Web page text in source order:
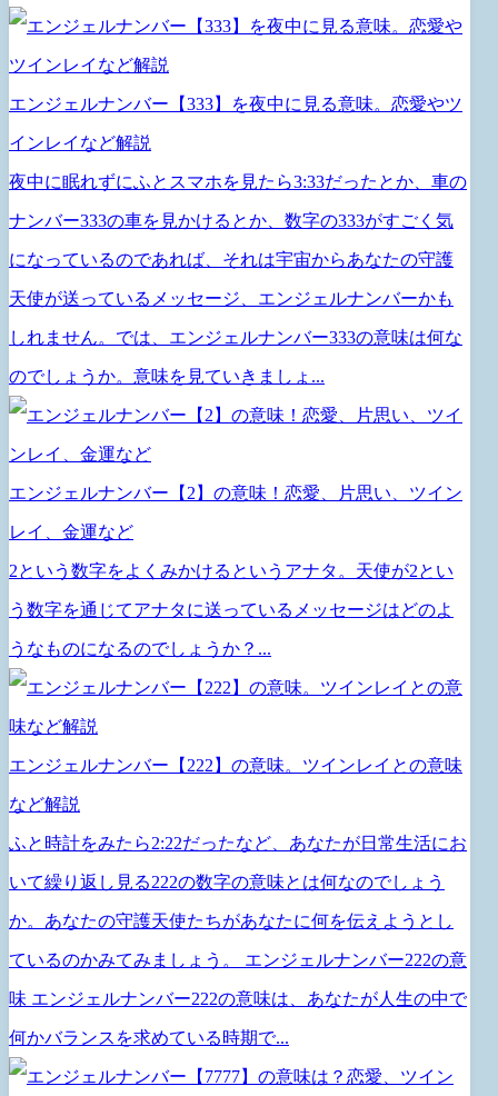
エンジェルナンバー【333】を夜中に見る意味。恋愛やツ
インレイなど解説
夜中に眠れずにふとスマホを見たら3:33だったとか、車の
ナンバー333の車を見かけるとか、数字の333がすごく気
になっているのであれば、それは宇宙からあなたの守護
天使が送っているメッセージ、エンジェルナンバーかも
しれません。では、エンジェルナンバー333の意味は何な
のでしょうか。意味を見ていきましょ...
エンジェルナンバー【2】の意味！恋愛、片思い、ツイン
レイ、金運など
2という数字をよくみかけるというアナタ。天使が2とい
う数字を通じてアナタに送っているメッセージはどのよ
うなものになるのでしょうか？...
エンジェルナンバー【222】の意味。ツインレイとの意味
など解説
ふと時計をみたら2:22だったなど、あなたが日常生活にお
いて繰り返し見る222の数字の意味とは何なのでしょう
か。あなたの守護天使たちがあなたに何を伝えようとし
ているのかみてみましょう。 エンジェルナンバー222の意
味 エンジェルナンバー222の意味は、あなたが人生の中で
何かバランスを求めている時期で...